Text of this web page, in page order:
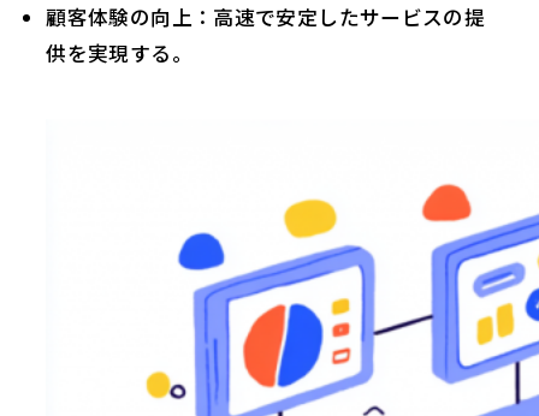
顧客体験の向上：高速で安定したサービスの提
供を実現する。